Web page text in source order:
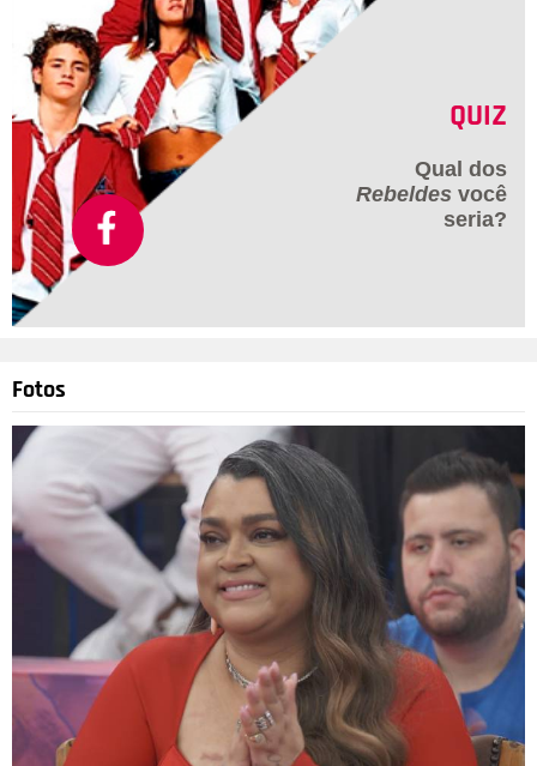
QUIZ
Qual dos
Rebeldes você
seria?
Fotos